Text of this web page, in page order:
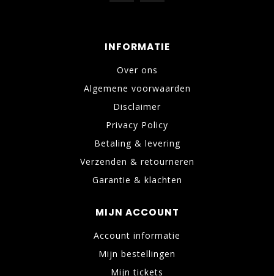
INFORMATIE
Over ons
Algemene voorwaarden
Disclaimer
Privacy Policy
Betaling & levering
Verzenden & retourneren
Garantie & klachten
MIJN ACCOUNT
Account informatie
Mijn bestellingen
Mijn tickets